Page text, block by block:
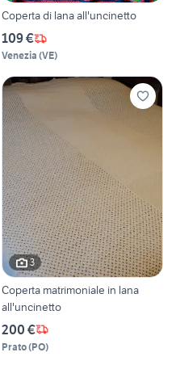
Coperta di lana all'uncinetto
109 €
Venezia (VE)
3
Coperta matrimoniale in lana
all'uncinetto
200 €
Prato(PO)